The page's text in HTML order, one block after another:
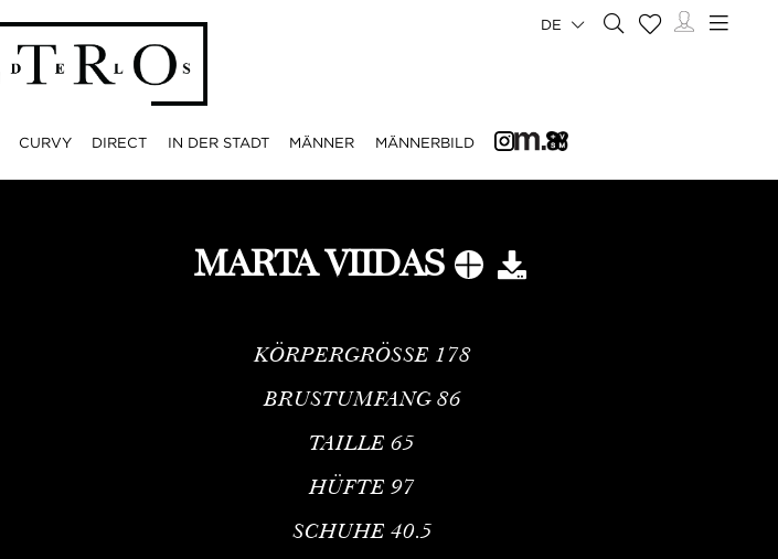
CURVY DIRECT IN DER STADT MÄNNER MÄNNERBILD
DE
MARTA VIIDAS
KÖRPERGRÖSSE 178
BRUSTUMFANG 86
TAILLE 65
HÜFTE 97
SCHUHE 40.5